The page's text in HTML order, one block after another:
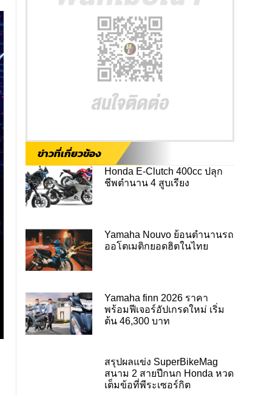
ข่าวที่เกี่ยวข้อง
Honda E-Clutch 400cc ปลุก
ชีพตำนาน 4 สูบเรียง
Yamaha Nouvo ย้อนตำนานรถ
ออโตเมติกยอดฮิตในไทย
Yamaha finn 2026 ราคา
พร้อมฟีเจอร์อัปเกรดใหม่ เริ่ม
ต้น 46,300 บาท
สรุปผลแข่ง SuperBikeMag
สนาม 2 สายปีกนก Honda หวด
เต็มข้อที่พีระเซอร์กิต